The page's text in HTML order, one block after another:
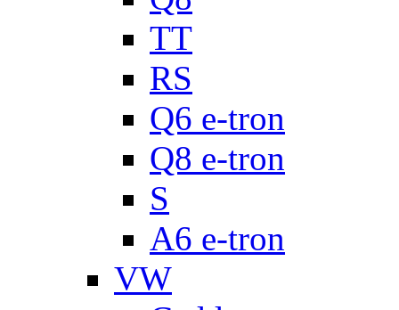
TT
RS
Q6 e-tron
Q8 e-tron
S
A6 e-tron
VW